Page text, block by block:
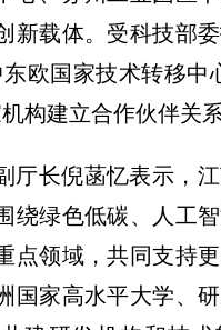
新载体。受科技部
欧国家技术转移中
构建立合作伙伴关系
厅长倪菡忆表示，
绕绿色低碳、人工
点领域，共同支持
国家高水平大学、